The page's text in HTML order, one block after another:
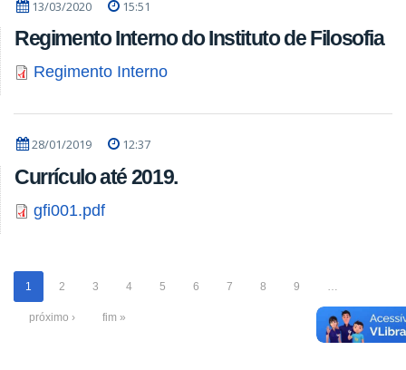
13/03/2020 15:51
Regimento Interno do Instituto de Filosofia
Regimento Interno
28/01/2019 12:37
Currículo até 2019.
gfi001.pdf
1 2 3 4 5 6 7 8 9
próximo › fim »